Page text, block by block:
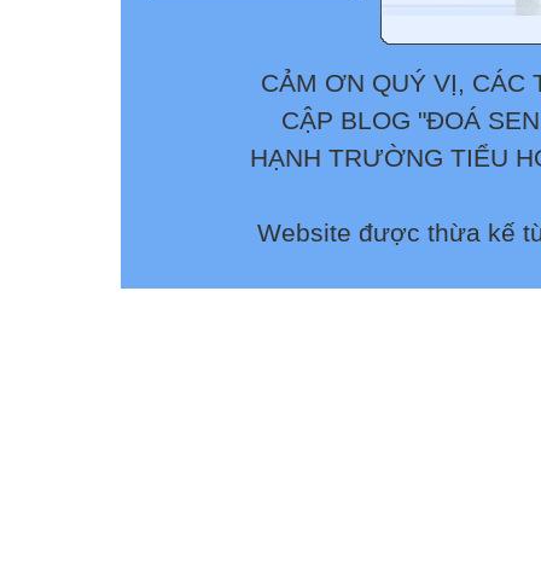
CẢM ƠN QUÝ VỊ, CÁC
CẬP BLOG "ĐOÁ
HẠNH TRƯỜNG TIỂU
Website được thừa kế